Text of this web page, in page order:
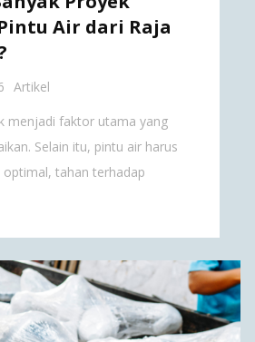
Air dari Raja
Artikel
menjadi faktor utama yang
Selain itu, pintu air harus
optimal, tahan terhadap